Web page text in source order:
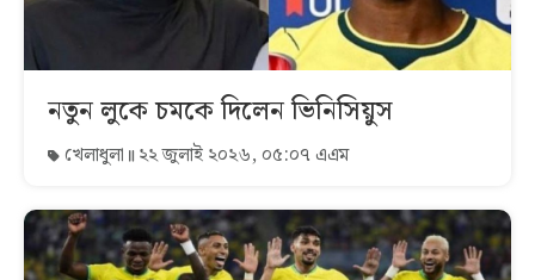
নতুন লুকে চমকে দিলেন ভিনিসিয়ুস
খেলাধুলা ২২ জুলাই ২০২৬, ০৫:০৭ এএম